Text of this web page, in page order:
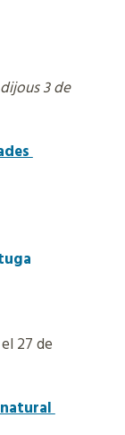
3 de
27 de
natural